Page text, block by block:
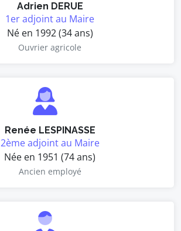
Adrien DERUE
1er adjoint au Maire
Né en 1992 (34 ans)
Ouvrier agricole
Renée LESPINASSE
2ème adjoint au Maire
Née en 1951 (74 ans)
Ancien employé